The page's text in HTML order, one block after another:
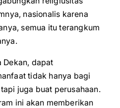
nasionalis karena
semua itu terangkum
Dekan, dapat
tidak hanya bagi
juga buat perusahaan.
ini akan memberikan